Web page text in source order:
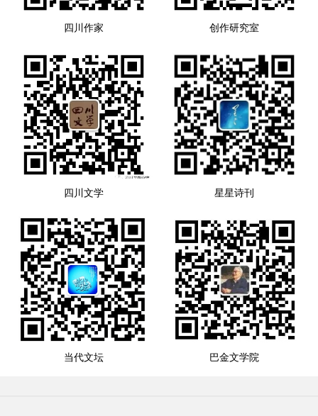
四川作家 创作研究室
四川文学 星星诗刊
当代文坛 巴金文学院